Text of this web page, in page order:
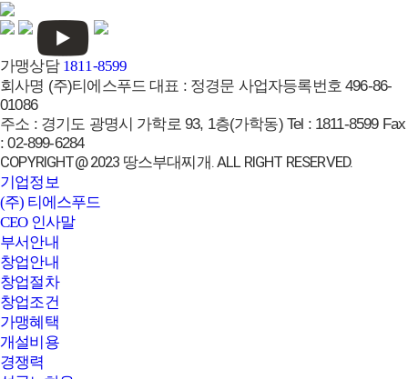
가맹상담 1811-8599
회사명 (주)티에스푸드 대표 : 정경문 사업자등록번호 496-86-
01086
주소 : 경기도 광명시 가학로 93, 1층(가학동) Tel : 1811-8599 Fax
:02-899-6284
COPYRIGHT@ 2023 땅스부대찌개. ALL RIGHT RESERVED.
기업정보
(주) 티에스푸드
CEO 인사말
부서안내
창업안내
창업절차
창업조건
가맹혜택
개설비용
경쟁력